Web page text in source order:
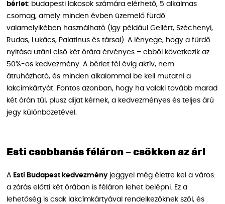
bérlet: budapesti lakosok számára elérhető, 5 alkalmas
csomag, amely minden évben üzemelő fürdő
valamelyikében használható (így például Gellért, Széchenyi,
Rudas, Lukács, Palatinus és társai). A lényege, hogy a fürdő
nyitása utáni első két órára érvényes – ebből következik az
50%-os kedvezmény. A bérlet fél évig aktív, nem
átruházható, és minden alkalommal be kell mutatni a
lakcímkártyát. Fontos azonban, hogy ha valaki tovább marad
két órán túl, plusz díjat kérnek, a kedvezményes és teljes árú
jegy különbözetével.
Esti csobbanás féláron – csökken az ár!
A Esti Budapest kedvezményjeggyel még életre kel a város:
a zárás előtti két órában is féláron lehet belépni. Ez a
lehetőség is csak lakcímkártyával rendelkezőknek szól, és